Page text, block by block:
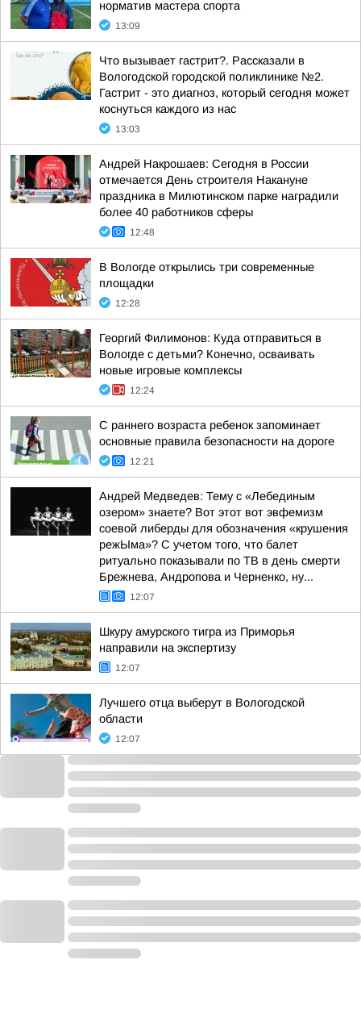
норматив мастера спорта
13:09
Что вызывает гастрит?. Рассказали в
Вологодской городской поликлинике №2.
Гастрит - это диагноз, который сегодня может
коснуться каждого из нас
13:03
Андрей Накрошаев: Сегодня в России
отмечается День строителя Накануне
праздника в Милютинском парке наградили
более 40 работников сферы
12:48
В Вологде открылись три современные
площадки
12:28
Георгий Филимонов: Куда отправиться в
Вологде с детьми? Конечно, осваивать
новые игровые комплексы
12:24
С раннего возраста ребенок запоминает
основные правила безопасности на дороге
12:21
Андрей Медведев: Тему с «Лебединым
озером» знаете? Вот этот вот эвфемизм
соевой либерды для обозначения «крушения
режЫма»? С учетом того, что балет
ритуально показывали по ТВ в день смерти
Брежнева, Андропова и Черненко, ну...
12:07
Шкуру амурского тигра из Приморья
направили на экспертизу
12:07
Лучшего отца выберут в Вологодской
области
12:07